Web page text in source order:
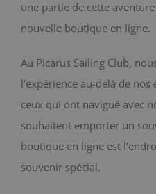
CONTACT
une partie de cette
nouvelle boutique en ligne.
Au Picarus Sailing Club,
l’expérience au-delà de
ceux qui ont navigué avec
souhaitent emporter un
boutique en ligne est
souvenir spécial.